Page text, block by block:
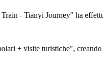
- Tianyi Journey" ha
+ visite turistiche",